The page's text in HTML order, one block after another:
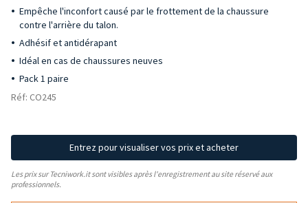
Empêche l'inconfort causé par le frottement de la chaussure
contre l'arrière du talon.
Adhésif et antidérapant
Idéal en cas de chaussures neuves
Pack 1 paire
Réf: CO245
Entrez pour visualiser vos prix et acheter
Les prix sur Tecniwork.it sont visibles après l'enregistrement au site réservé aux
professionnels.